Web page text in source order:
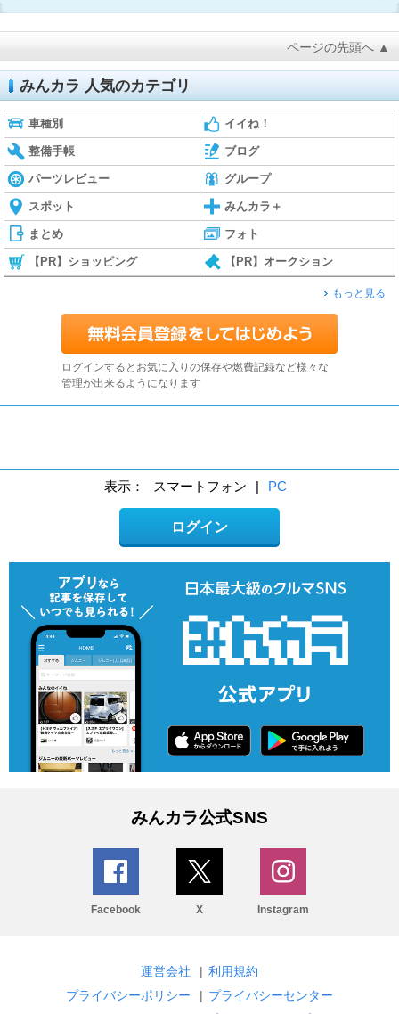
ページの先頭へ ▲
みんカラ 人気のカテゴリ
車種別 イイね！
整備手帳 ブログ
パーツレビュー グループ
スポット みんカラ＋
まとめ フォト
【PR】ショッピング 【PR】オークション
もっと見る
ログインするとお気に入りの保存や燃費記録など様々な
管理が出来るようになります
表示： スマートフォン | PC
ログイン
みんカラ公式SNS
Facebook X Instagram
運営会社 | 利用規約
プライバシーポリシー
| プライバシーセンター